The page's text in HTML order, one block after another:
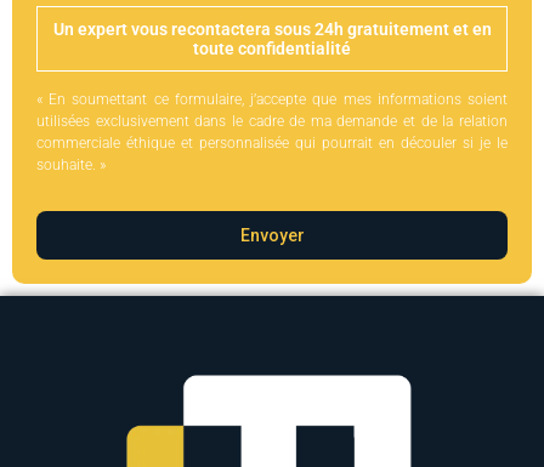
Un expert vous recontactera sous 24h gratuitement et en
toute confidentialité
« En soumettant ce formulaire, j’accepte que mes informations soient
utilisées exclusivement dans le cadre de ma demande et de la relation
commerciale éthique et personnalisée qui pourrait en découler si je le
souhaite. »
Envoyer